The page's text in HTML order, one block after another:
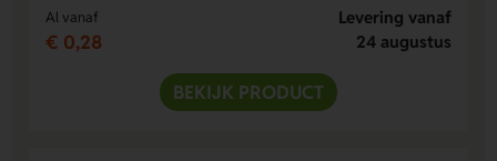
Al vanaf
€ 0,28
Levering vanaf
24 augustus
BEKIJK PRODUCT